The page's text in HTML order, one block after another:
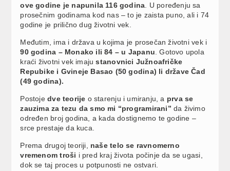
ove godine je napunila 116 godina . U poređenju sa
prosečnim godinama kod nas – to je zaista puno, ali i 74
godine je prilično dug životni vek.
Međutim, ima i država u kojima je prosečan životni vek i
90 godina – Monako ili 84 – u Japanu . Gotovo upola
kraći životni vek imajustanovnici Južnoafričke
Repubike i Gvineje Basao (50 godina) li države Čad
(49 godina).
Postojedve teorije o starenju i umiranju, a prva se
zauzima za tezu da smo mi “programirani” da živimo
određen broj godina, a kada dostignemo te godine –
srce prestaje da kuca.
Prema drugoj teoriji, naše telo se ravnomerno
vremenom troši i pred kraj života počinje da se ugasi,
dok se taj proces u potpunosti ne ostvari.